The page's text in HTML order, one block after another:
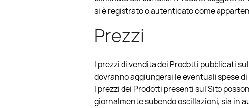
si è registrato o autenticato come
Prezzi
I prezzi di vendita dei Prodotti pubblicati
dovranno aggiungersi le eventuali spese
I prezzi dei Prodotti presenti sul Sito
giornalmente subendo oscillazioni, sia in